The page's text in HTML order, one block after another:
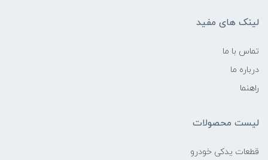
لینک های مفید
تماس با ما
درباره ما
راهنما
لیست محصولات
قطعات یدکی خودرو